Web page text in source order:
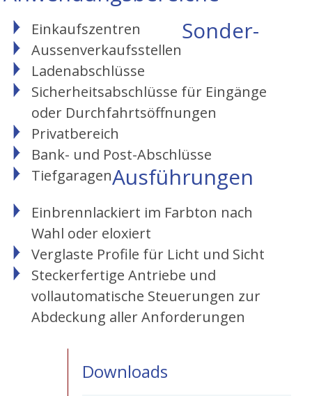
Einkaufszentren
Aussenverkaufsstellen
Ladenabschlüsse
Sicherheitsabschlüsse für Eingänge
oder Durchfahrtsöffnungen
Privatbereich
Bank- und Post-Abschlüsse
Tiefgaragen
Sonder-
Ausführungen
Einbrennlackiert im Farbton nach
Wahl oder eloxiert
Verglaste Profile für Licht und Sicht
Steckerfertige Antriebe und
vollautomatische Steuerungen zur
Abdeckung aller Anforderungen
Downloads